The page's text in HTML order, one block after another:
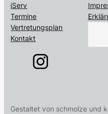
iServ
Termine
Vertretungsplan
Kontakt
c
Gestaltet von schmolze und